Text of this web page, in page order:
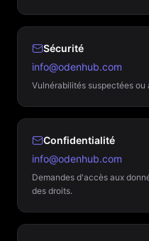
Sécurité
info@odenhub.com
Vulnérabilités suspectées ou
Confidentialité
info@odenhub.com
Demandes d'accès aux
des droits.